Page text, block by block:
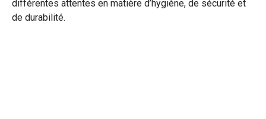
différentes attentes en matière d’hygiène, de sécurité et
de durabilité.